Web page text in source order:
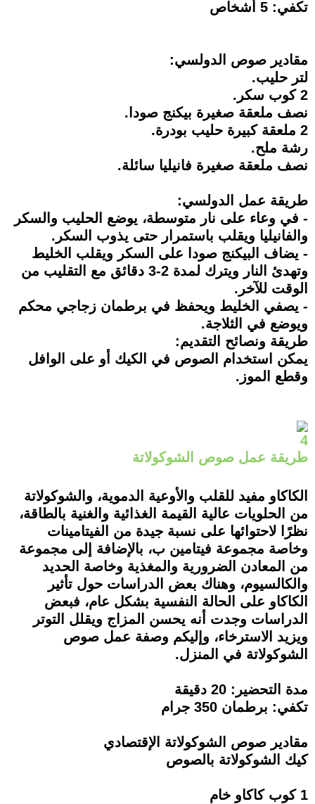
تكفي: 5 أشخاص
مقادير صوص الدولسي:
لتر حليب.
‎2 كوب سكر.
نصف ملعقة صغيرة بيكنج صودا.
‎2 ملعقة كبيرة حليب بودرة.
رشة ملح.
نصف ملعقة صغيرة فانيليا سائلة.
طريقة عمل الدولسي:
- في وعاء على نار متوسطة، يوضع الحليب والسكر
والفانيليا ويقلب باستمرار حتى يذوب السكر.
- يضاف البيكنج صودا على السكر ويقلب الخليط
وتهدئ النار ويترك لمدة 2-3 دقائق مع التقليب من
الوقت للآخر.
- يصفي الخليط ويحفظ في برطمان زجاجي محكم
ويوضع في الثلاجة.
طريقة ونصائح التقديم:
يمكن استخدام الصوص في الكيك أو على الوافل
وقطع الموز.
4
طريقة عمل صوص الشوكولاتة
الكاكاو مفيد للقلب والأوعية الدموية، والشوكولاتة
من الحلويات عالية القيمة الغذائية والغنية بالطاقة،
نظرًا لاحتوائها على نسبة جيدة من الفيتامينات
وخاصة مجموعة فيتامين ب، بالإضافة إلى مجموعة
من المعادن الضرورية والمغذية وخاصة الحديد
والكالسيوم، وهناك بعض الدراسات حول تأثير
الكاكاو على الحالة النفسية بشكل عام، فبعض
الدراسات وجدت أنه يحسن المزاج ويقلل التوتر
ويزيد الاسترخاء، وإليكم وصفة عمل صوص
الشوكولاتة في المنزل.
مدة التحضير: 20 دقيقة
تكفي: برطمان 350 جرام
مقادير صوص الشوكولاتة الإقتصادي
كيك الشوكولاتة بالصوص
1 كوب كاكاو خام